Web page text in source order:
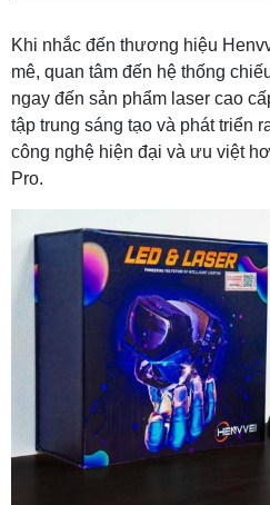
Khi nhắc đến thương hiệu
mê, quan tâm đến hệ thống
ngay đến sản phẩm laser cao
tập trung sáng tạo và phát triển
công nghệ hiện đại và ưu việt
Pro.